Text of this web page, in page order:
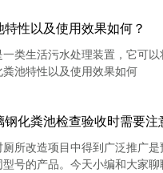
性以及使用效果如何？
类生活污水处理装置，它可
池特性以及使用效果如何
化粪池检查验收时需要注
所改造项目中得到广泛推广
号的产品。今天小编和大家